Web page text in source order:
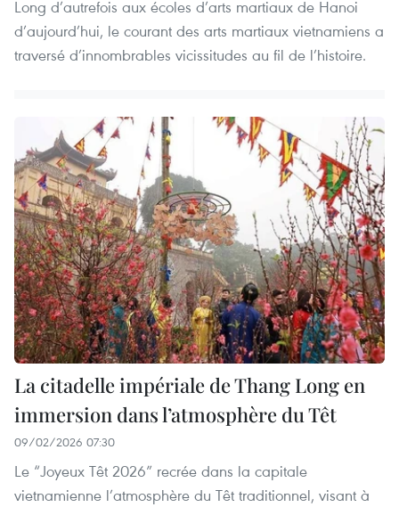
Long d’autrefois aux écoles d’arts martiaux de Hanoi
d’aujourd’hui, le courant des arts martiaux vietnamiens a
traversé d’innombrables vicissitudes au fil de l’histoire.
La citadelle impériale de Thang Long en
immersion dans l’atmosphère du Têt
09/02/2026 07:30
Le “Joyeux Têt 2026” recrée dans la capitale
vietnamienne l’atmosphère du Têt traditionnel, visant à